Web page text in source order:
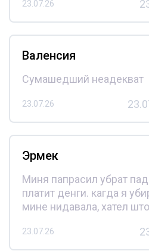
23.07.26
Валенсия
Сумашедший неадекват
23.07.26
Эрмек
Миня папрасил убрат
платит денги. кагда я
мине нидавала, хател
23.07.26